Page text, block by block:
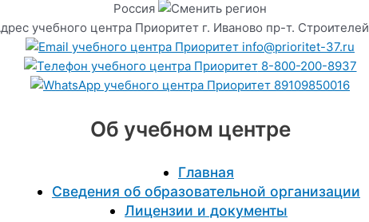
Россия
г. Иваново пр-т.
info@prioritet-37.ru
8-800-200-8937
89109850016
Об учебном центре
Главная
Сведения об образовательной организации
Лицензии и документы